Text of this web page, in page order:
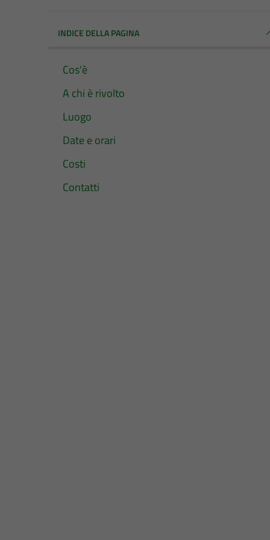
INDICE DELLA PAGINA
Cos'è
A chi è rivolto
Luogo
Date e orari
Costi
Contatti